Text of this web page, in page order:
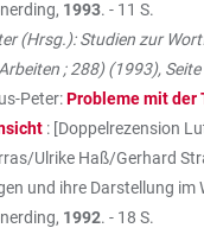
1993. - 11 S.
(Hrsg.): Studien zur
; 288) (1993),
Peter:Probleme mit der
: [Doppelrezension
Ulrike Haß/Gerhard
und ihre Darstellung im
1992. - 18 S.